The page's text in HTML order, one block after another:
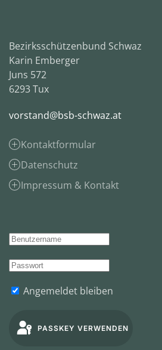
Bezirksschützenbund Schwaz
Karin Emberger
Juns 572
6293 Tux
vorstand@bsb-schwaz.at
Kontaktformular
Datenschutz
Impressum & Kontakt
Angemeldet bleiben
PASSKEY VERWENDEN